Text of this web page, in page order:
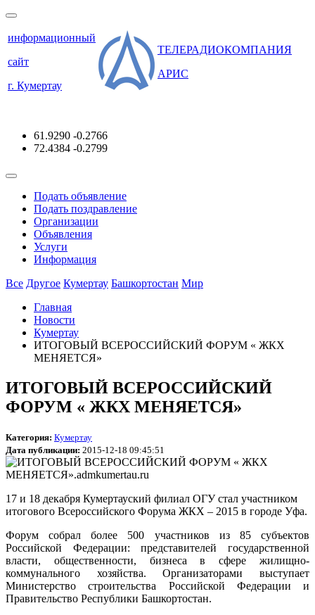
информационный
сайт
г. Кумертау
ТЕЛЕРАДИОКОМПАНИЯ
АРИС
61.9290 -0.2766
72.4384 -0.2799
Подать объявление
Подать поздравление
Организации
Объявления
Услуги
Информация
Все Другое Кумертау Башкортостан Мир
Главная
Новости
Кумертау
ИТОГОВЫЙ ВСЕРОССИЙСКИЙ ФОРУМ « ЖКХ
МЕНЯЕТСЯ»
ИТОГОВЫЙ ВСЕРОССИЙСКИЙ
ФОРУМ « ЖКХ МЕНЯЕТСЯ»
Категория: Кумертау
Дата публикации: 2015-12-18 09:45:51
17 и 18 декабря Кумертауский филиал ОГУ стал участником
итогового Всероссийского Форума ЖКХ – 2015 в городе Уфа.
Форум собрал более 500 участников из 85 субъектов
Российской Федерации: представителей государственной
власти, общественности, бизнеса в сфере жилищно-
коммунального хозяйства. Организаторами выступает
Министерство строительства Российской Федерации и
Правительство Республики Башкортостан.